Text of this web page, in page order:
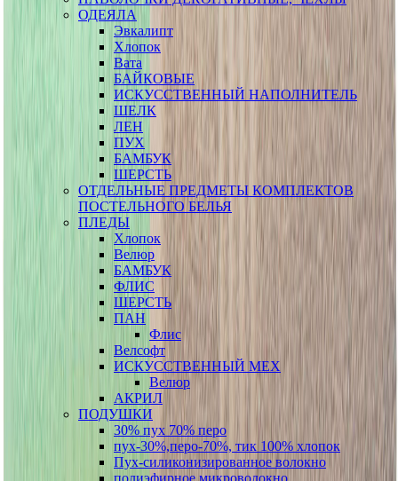
ОДЕЯЛА
Эвкалипт
Хлопок
Вата
БАЙКОВЫЕ
ИСКУССТВЕННЫЙ НАПОЛНИТЕЛЬ
ШЕЛК
ЛЕН
ПУХ
БАМБУК
ШЕРСТЬ
ОТДЕЛЬНЫЕ ПРЕДМЕТЫ КОМПЛЕКТОВ
ПОСТЕЛЬНОГО БЕЛЬЯ
ПЛЕДЫ
Хлопок
Велюр
БАМБУК
ФЛИС
ШЕРСТЬ
ПАН
Флис
Велсофт
ИСКУССТВЕННЫЙ МЕХ
Велюр
АКРИЛ
ПОДУШКИ
30% пух 70% перо
пух-30%,перо-70%, тик 100% хлопок
Пух-силиконизированное волокно